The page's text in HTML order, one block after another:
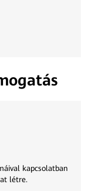
kapcsolatban
létre.